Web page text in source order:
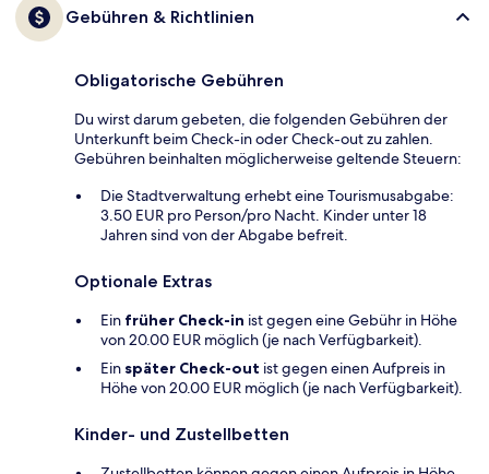
Gebühren & Richtlinien
Obligatorische Gebühren
Du wirst darum gebeten, die folgenden Gebühren der
Unterkunft beim Check-in oder Check-out zu zahlen.
Gebühren beinhalten möglicherweise geltende Steuern:
Die Stadtverwaltung erhebt eine Tourismusabgabe:
3.50 EUR pro Person/pro Nacht. Kinder unter 18
Jahren sind von der Abgabe befreit.
Optionale Extras
Ein früher Check-in ist gegen eine Gebühr in Höhe
von 20.00 EUR möglich (je nach Verfügbarkeit).
Ein später Check-out ist gegen einen Aufpreis in
Höhe von 20.00 EUR möglich (je nach Verfügbarkeit).
Kinder- und Zustellbetten